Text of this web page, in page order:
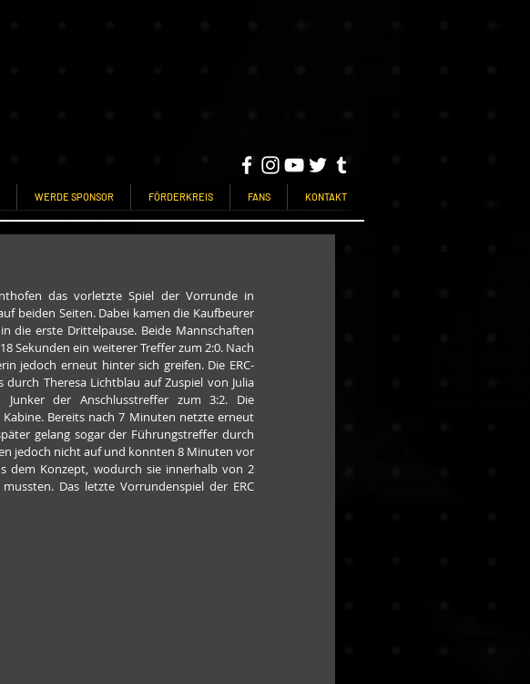
WERDE SPONSOR FÖRDERKREIS FANS KONTAKT
das vorletzte Spiel der Vorrunde in
beiden Seiten. Dabei kamen die Kaufbeurer
die erste Drittelpause. Beide Mannschaften
Sekunden ein weiterer Treffer zum 2:0. Nach
jedoch erneut hinter sich greifen. Die ERC-
Theresa Lichtblau auf Zuspiel von Julia
der Anschlusstreffer zum 3:2. Die
Bereits nach 7 Minuten netzte erneut
gelang sogar der Führungstreffer durch
jedoch nicht auf und konnten 8 Minuten vor
dem Konzept, wodurch sie innerhalb von 2
Das letzte Vorrundenspiel der ERC